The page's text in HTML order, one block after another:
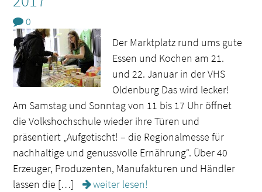
0
Der Marktplatz rund ums gute
Essen und Kochen am 21.
und 22. Januar in der VHS
Oldenburg Das wird lecker!
Am Samstag und Sonntag von 11 bis 17 Uhr öffnet
die Volkshochschule wieder ihre Türen und
präsentiert „Aufgetischt! – die Regionalmesse für
nachhaltige und genussvolle Ernährung“. Über 40
Erzeuger, Produzenten, Manufakturen und Händler
lassen die […]
weiter lesen!